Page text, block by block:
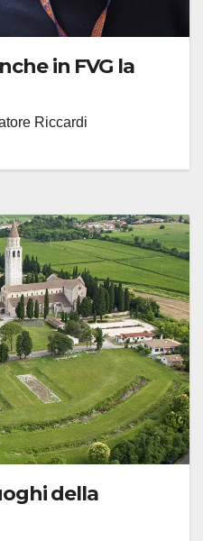
in FVG la
Riccardi
della